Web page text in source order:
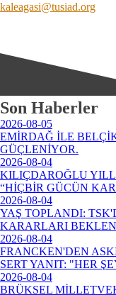
kaleagasi@tusiad.org
Son Haberler
2026-08-05
EMİRDAĞ İLE
GÜÇLENİYOR.
2026-08-04
KILIÇDAROĞLU
“HİÇBİR GÜCÜN
2026-08-04
YAŞ TOPLANDI:
KARARLARI
2026-08-04
FRANCKEN'DEN
SERT YANIT: "HER
2026-08-04
BRÜKSEL